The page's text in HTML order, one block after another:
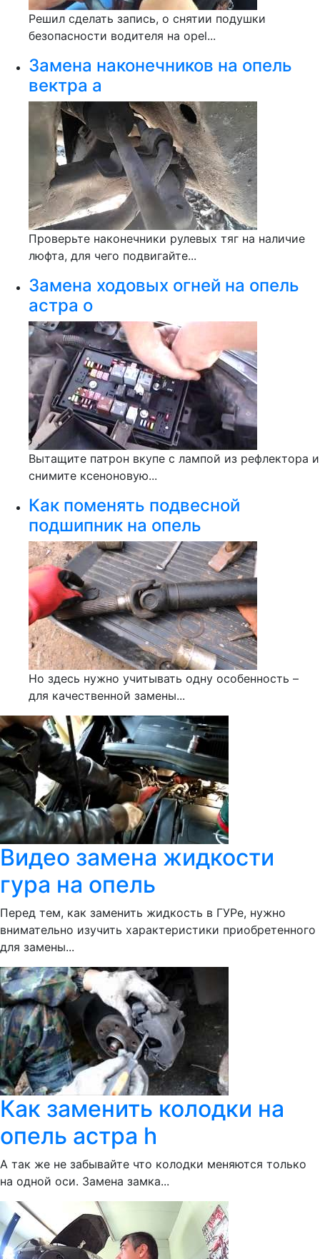
Решил сделать запись, о снятии подушки
безопасности водителя на opel...
Замена наконечников на опель
вектра а
Проверьте наконечники рулевых тяг на наличие
люфта, для чего подвигайте...
Замена ходовых огней на опель
астра о
Вытащите патрон вкупе с лампой из рефлектора и
снимите ксеноновую...
Как поменять подвесной
подшипник на опель
Но здесь нужно учитывать одну особенность –
для качественной замены...
Видео замена жидкости
гура на опель
Перед тем, как заменить жидкость в ГУРе, нужно
внимательно изучить характеристики приобретенного
для замены...
Как заменить колодки на
опель астра h
А так же не забывайте что колодки меняются только
на одной оси. Замена замка...